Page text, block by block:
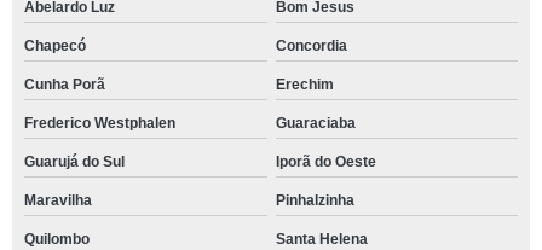
Abelardo Luz Bom Jesus
Chapecó Concordia
Cunha Porã Erechim
Frederico Westphalen Guaraciaba
Guarujá do Sul Iporã do Oeste
Maravilha Pinhalzinha
Quilombo Santa Helena